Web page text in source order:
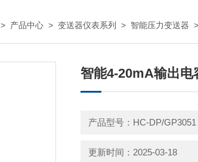
> 产品中心 >变送器仪表系列 > 智能压力变送器
智能4-20mA输出电
产品型号：HC-DP/GP3051
更新时间：2025-03-18